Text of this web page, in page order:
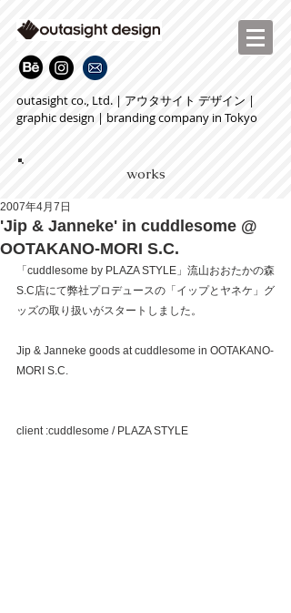
outasight co., Ltd. | アウタサイト デザイン |
graphic design | branding company in Tokyo
works
'Jip & Janneke' in cuddlesome @
OOTAKANO-MORI S.C.
2007年4月7日
「cuddlesome by PLAZA STYLE」流山おおたかの森
S.C店にて弊社プロデュースの「イップとヤネケ」グ
ッズの取り扱いがスタートしました。
Jip & Janneke goods at cuddlesome in OOTAKANO-
MORI S.C.
client :cuddlesome / PLAZA STYLE